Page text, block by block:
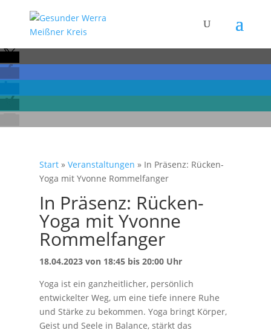
Start » Veranstaltungen » In Präsenz: Rücken-
Yoga mit Yvonne Rommelfanger
In Präsenz: Rücken-
Yoga mit Yvonne
Rommelfanger
18.04.2023 von 18:45 bis 20:00 Uhr
Yoga ist ein ganzheitlicher, persönlich
entwickelter Weg, um eine tiefe innere Ruhe
und Stärke zu bekommen. Yoga bringt Körper,
Geist und Seele in Balance, stärkt das